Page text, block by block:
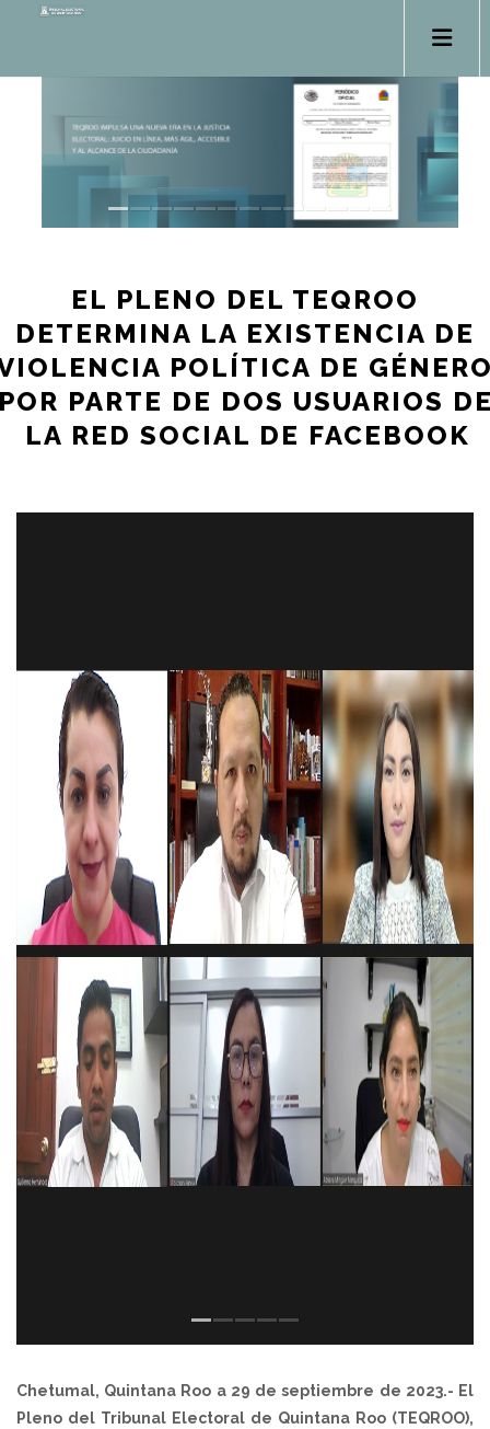
EL PLENO DEL TEQROO
DETERMINA LA EXISTENCIA DE
POLÍTICA DE
PARTE DE DOS USUARIOS
LA RED SOCIAL DE FACEBOOK
Chetumal, Quintana Roo a 29 de septiembre de 2023.- El
Pleno del Tribunal Electoral de Quintana Roo (TEQROO),